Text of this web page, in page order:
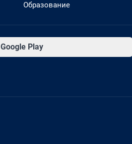
Образование
Google Play